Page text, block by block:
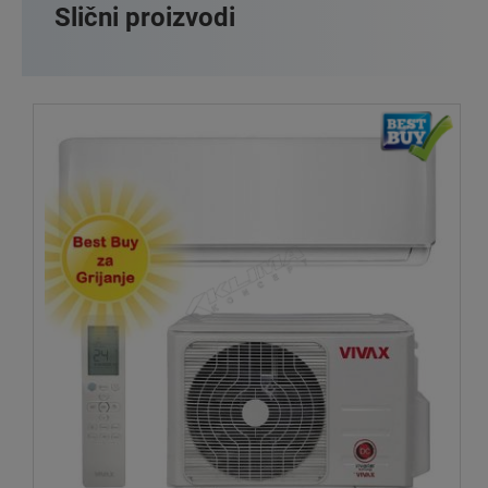
Slični proizvodi